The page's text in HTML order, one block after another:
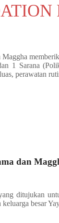
1 Sarana
perawatan
dan
ditujukan
keluarga besar